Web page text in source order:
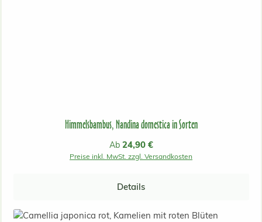
Himmelsbambus, Nandina domestica in Sorten
Regulärer Preis:
Ab 24,90 €
Preise inkl. MwSt. zzgl. Versandkosten
Details